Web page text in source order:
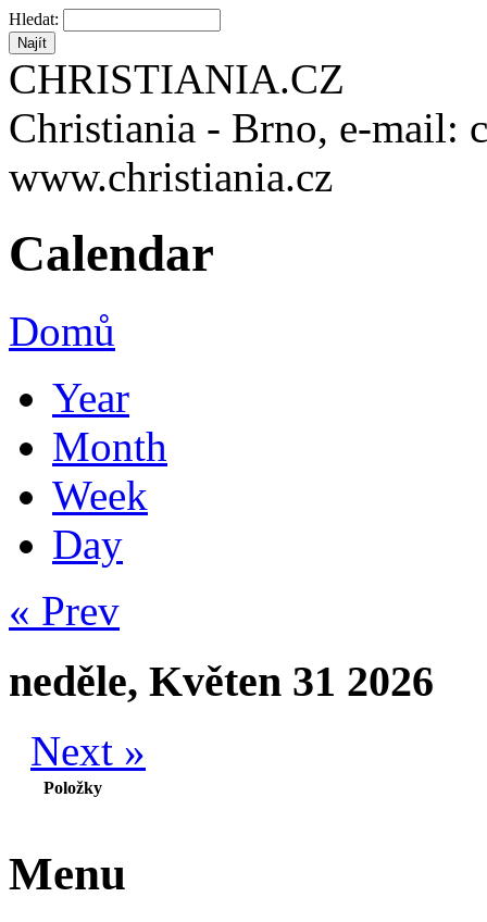
Hledat:
CHRISTIANIA.CZ
Christiania - Brno, e-mail:
www.christiania.cz
Calendar
Domů
Year
Month
Week
Day
« Prev
neděle, Květen 31 2026
Next »
Položky
Menu